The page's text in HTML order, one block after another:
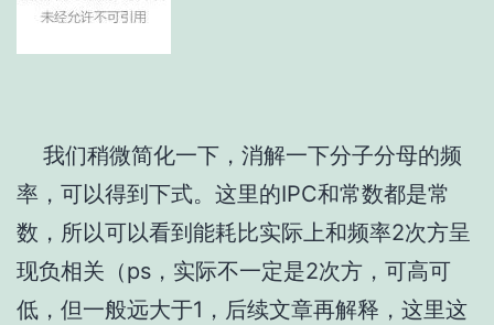
我们稍微简化一下，消解一下分子分母的频
率，可以得到下式。这里的IPC和常数都是常
数，所以可以看到能耗比实际上和频率2次方呈
现负相关（ps，实际不一定是2次方，可高可
低，但一般远大于1，后续文章再解释，这里这